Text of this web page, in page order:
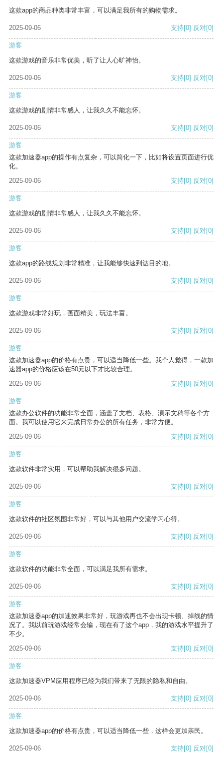
这款app的商品种类非常丰富，可以满足我所有的购物需求。
2025-09-06 支持[0] 反对[0]
游客
这款游戏的音乐非常优美，听了让人心旷神怡。
2025-09-06 支持[0] 反对[0]
游客
这款游戏的剧情非常感人，让我久久不能忘怀。
2025-09-06 支持[0] 反对[0]
游客
这款加速器app的操作有点复杂，可以简化一下，比如将设置页面进行优
化。
2025-09-06
支持[0] 反对[0]
游客
这款游戏的剧情非常感人，让我久久不能忘怀。
2025-09-06 支持[0] 反对[0]
游客
这款app的路线规划非常精准，让我能够快速到达目的地。
2025-09-06 支持[0] 反对[0]
游客
这款游戏非常好玩，画面精美，玩法丰富。
2025-09-06 支持[0] 反对[0]
游客
这款加速器app的价格有点贵，可以适当降低一些。我个人觉得，一款加
速器app的价格应该在50元以下才比较合理。
2025-09-06
支持[0] 反对[0]
游客
这款办公软件的功能非常全面，涵盖了文档、表格、演示文稿等各个方
面。我可以使用它来完成日常办公的所有任务，非常方便。
2025-09-06
支持[0] 反对[0]
游客
这款软件非常实用，可以帮助我解决很多问题。
2025-09-06 支持[0] 反对[0]
游客
这款软件的社区氛围非常好，可以与其他用户交流学习心得。
2025-09-06 支持[0] 反对[0]
游客
这款软件的功能非常全面，可以满足我所有需求。
2025-09-06 支持[0] 反对[0]
游客
这款加速器app的加速效果非常好，玩游戏再也不会出现卡顿、掉线的情
况了。我以前玩游戏经常会输，现在有了这个app，我的游戏水平提升了
不少。
2025-09-06
支持[0] 反对[0]
游客
这款加速器VPM应用程序已经为我们带来了无限的隐私和自由。
2025-09-06 支持[0] 反对[0]
游客
这款加速器app的价格有点贵，可以适当降低一些，这样会更加亲民。
2025-09-06 支持[0] 反对[0]